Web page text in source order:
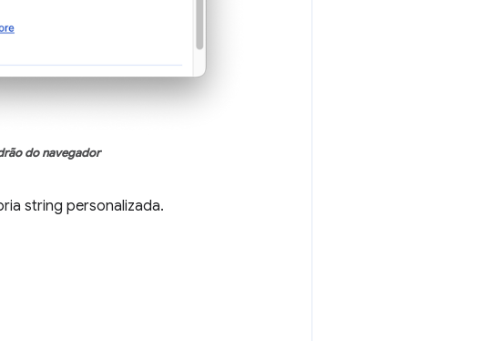
do navegador
string personalizada.